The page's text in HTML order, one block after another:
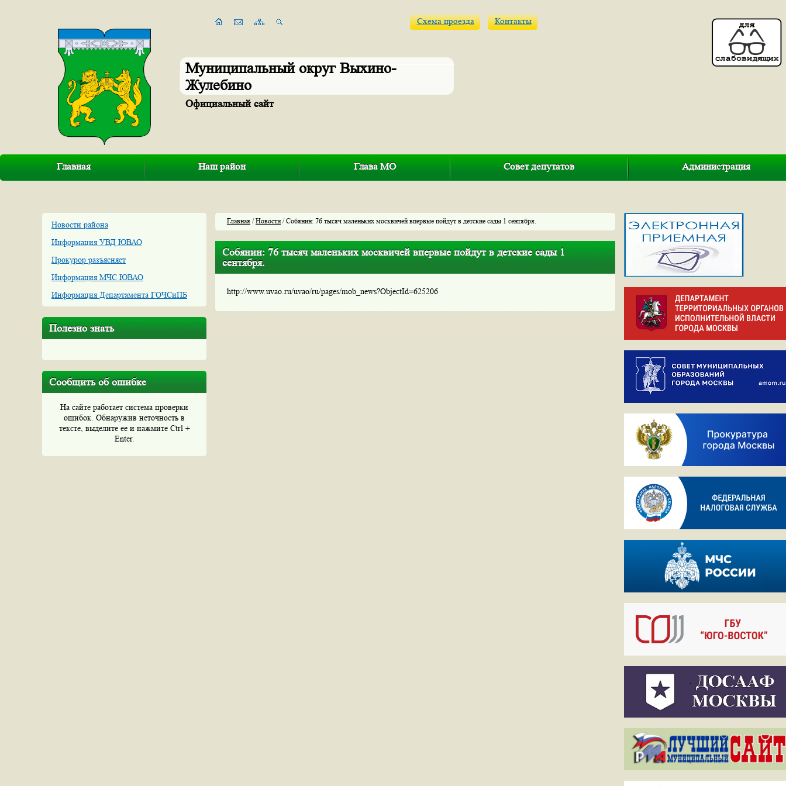
Муниципальный округ Выхино-
Жулебино
Официальный сайт
Схема проезда Контакты
Главная Наш район Глава МО Совет депутатов Администрация
Новости района
Информация УВД ЮВАО
Прокурор разъясняет
Информация МЧС ЮВАО
Информация Департамента ГОЧСиПБ
Полезно знать
Сообщить об ошибке
На сайте работает система проверки
ошибок. Обнаружив неточность в
тексте, выделите ее и нажмите Ctrl +
Enter.
Главная /Новости/ Собянин: 76 тысяч маленьких москвичей впервые пойдут в детские сады 1 сентября.
Собянин: 76 тысяч маленьких москвичей впервые пойдут в детские сады 1
сентября.
http://www.uvao.ru/uvao/ru/pages/mob_news?ObjectId=625206